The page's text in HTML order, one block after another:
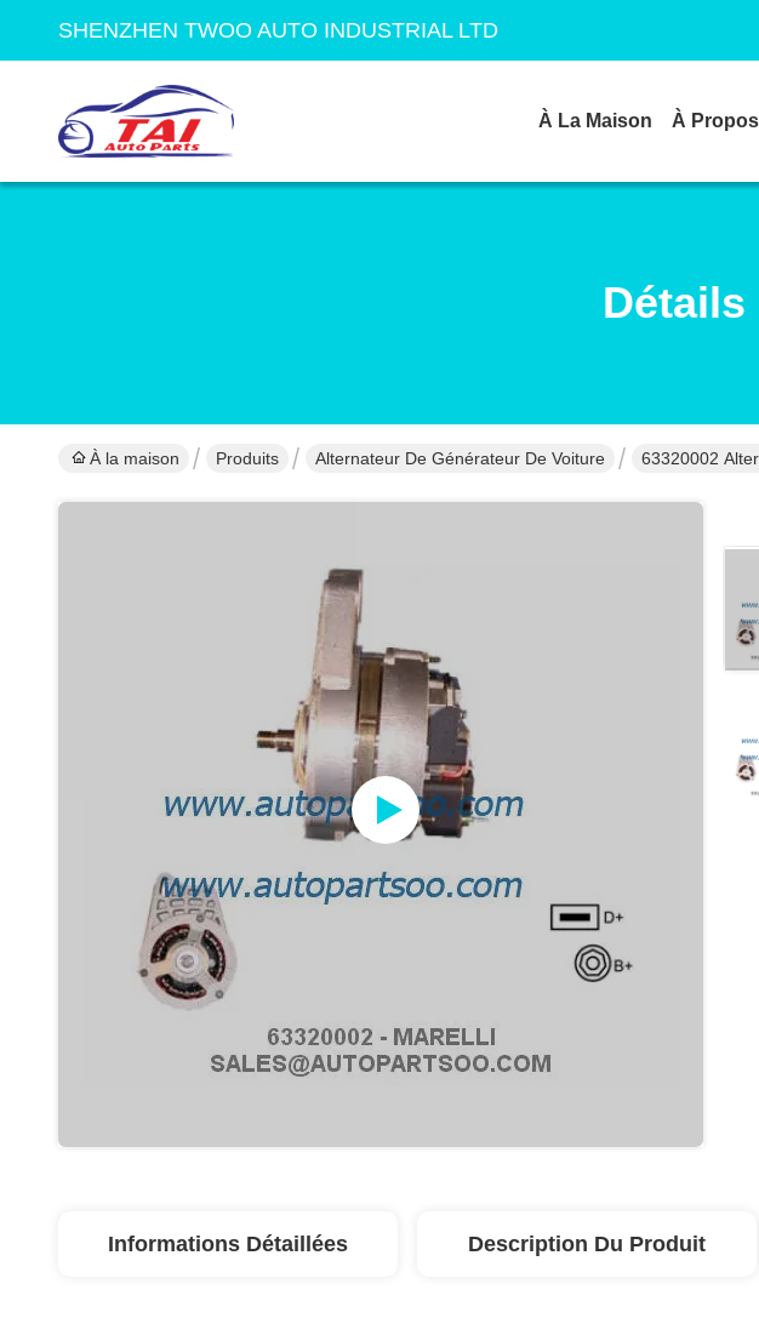
SHENZHEN TWOO AUTO INDUSTRIAL LTD
À La Maison À
À la maison Produits Alternateur De Générateur De Voiture 63320002
Informations Détaillées Description Du Produit